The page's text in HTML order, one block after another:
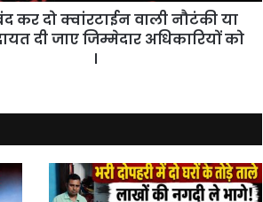
कर दो क्वांरटाईन वाली नौटंकी या
दी जाए जिम्मेदार अधिकारियों को
।